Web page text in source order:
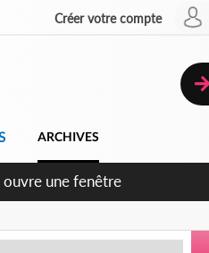
Créer votre compte
ARCHIVES
un accord avec la